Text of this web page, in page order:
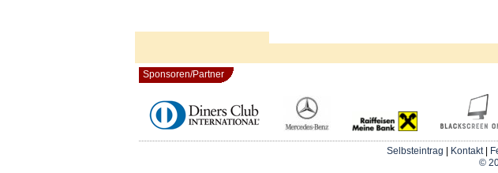
Sponsoren/Partner
Selbsteintrag Kontakt|
©